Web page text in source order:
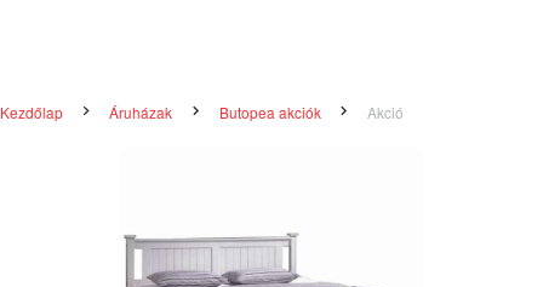
Kezdőlap Áruházak Butopea akciók Akció